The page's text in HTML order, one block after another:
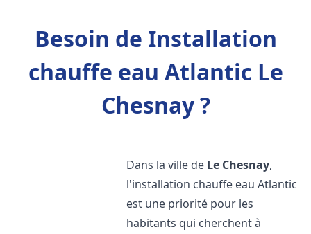
Besoin de Installation
chauffe eau Atlantic Le
Chesnay ?
Dans la ville de Le Chesnay,
l'installation chauffe eau Atlantic
est une priorité pour les
habitants qui cherchent à